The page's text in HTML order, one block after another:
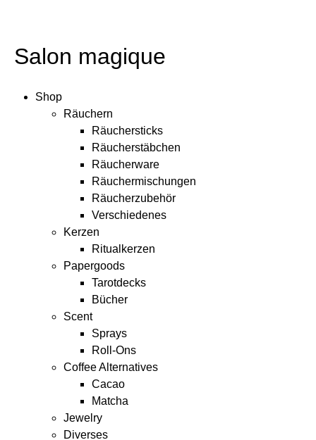
Salon magique
Shop
Räuchern
Räuchersticks
Räucherstäbchen
Räucherware
Räuchermischungen
Räucherzubehör
Verschiedenes
Kerzen
Ritualkerzen
Papergoods
Tarotdecks
Bücher
Scent
Sprays
Roll-Ons
Coffee Alternatives
Cacao
Matcha
Jewelry
Diverses